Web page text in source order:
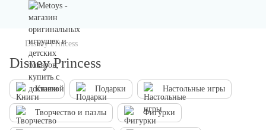
Disney Princess
Disney Princess
Книги Подарки Настольные игры
Творчество и пазлы Фигурки